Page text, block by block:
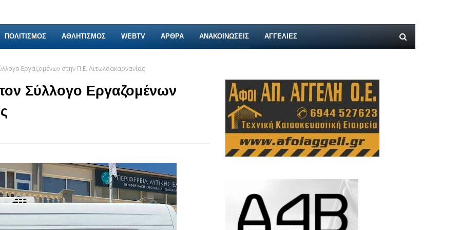
ΠΟΛΙΤΙΣΜΟΣ ΑΘΛΗΤΙΣΜΟΣ WEBTV ΑΡΘΡΑ ΑΝΑΚΟΙΝΩΣΕΙΣ ΑΓΓΕΛΊΕΣ
Εργαζομένων στην Π.Ε. Αιτωλοακαρνανίας
Σύλλογο Εργαζομένων